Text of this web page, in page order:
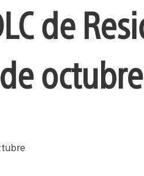
de
octubre